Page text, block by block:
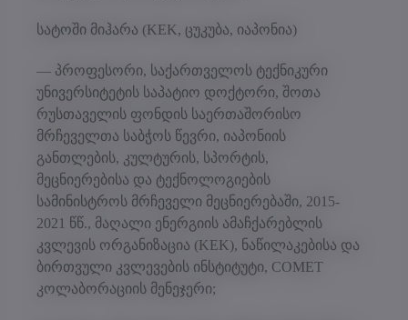
სატოში მიჰარა (KEK, ცუკუბა, იაპონია)
— პროფესორი, საქართველოს ტექნიკური
უნივერსიტეტის საპატიო დოქტორი, შოთა
რუსთაველის ფონდის საერთაშორისო
მრჩეველთა საბჭოს წევრი, იაპონიის
განთლების, კულტურის, სპორტის,
მეცნიერებისა და ტექნოლოგიების
სამინისტროს მრჩეველი მეცნიერებაში, 2015-
2021 წწ., მაღალი ენერგიის ამაჩქარებლის
კვლევის ორგანიზაცია (KEK), ნაწილაკებისა და
ბირთვული კვლევების ინსტიტუტი, COMET
კოლაბორაციის მენეჯერი;